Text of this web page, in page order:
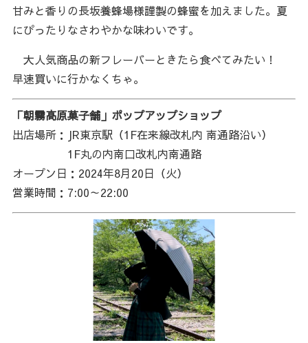
甘みと香りの長坂養蜂場様謹製の蜂蜜を加えました。夏
にぴったりなさわやかな味わいです。
大人気商品の新フレーバーときたら食べてみたい！
早速買いに行かなくちゃ。
「朝霧高原菓子舗」ポップアップショップ
出店場所：JR東京駅（1F在来線改札内 南通路沿い）
1F丸の内南口改札内南通路
オープン日：2024年8月20日（火）
営業時間：7:00～22:00